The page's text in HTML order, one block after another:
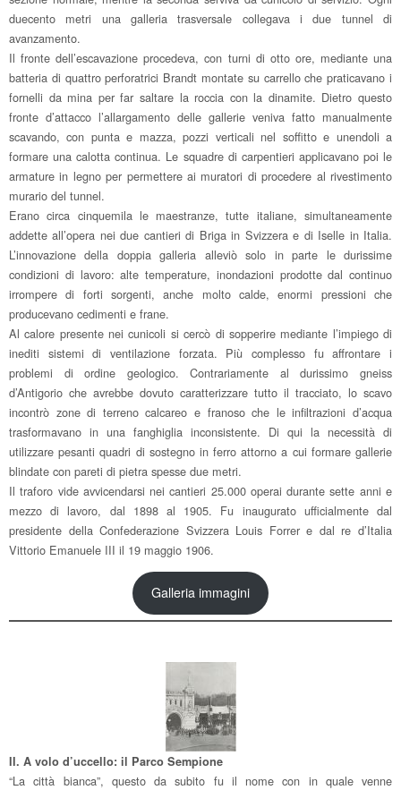
duecento metri una galleria trasversale collegava i due tunnel di
avanzamento.
Il fronte dell’escavazione procedeva, con turni di otto ore, mediante una
batteria di quattro perforatrici Brandt montate su carrello che praticavano i
fornelli da mina per far saltare la roccia con la dinamite. Dietro questo
fronte d’attacco l’allargamento delle gallerie veniva fatto manualmente
scavando, con punta e mazza, pozzi verticali nel soffitto e unendoli a
formare una calotta continua. Le squadre di carpentieri applicavano poi le
armature in legno per permettere ai muratori di procedere al rivestimento
murario del tunnel.
Erano circa cinquemila le maestranze, tutte italiane, simultaneamente
addette all’opera nei due cantieri di Briga in Svizzera e di Iselle in Italia.
L’innovazione della doppia galleria alleviò solo in parte le durissime
condizioni di lavoro: alte temperature, inondazioni prodotte dal continuo
irrompere di forti sorgenti, anche molto calde, enormi pressioni che
producevano cedimenti e frane.
Al calore presente nei cunicoli si cercò di sopperire mediante l’impiego di
inediti sistemi di ventilazione forzata. Più complesso fu affrontare i
problemi di ordine geologico. Contrariamente al durissimo gneiss
d’Antigorio che avrebbe dovuto caratterizzare tutto il tracciato, lo scavo
incontrò zone di terreno calcareo e franoso che le infiltrazioni d’acqua
trasformavano in una fanghiglia inconsistente. Di qui la necessità di
utilizzare pesanti quadri di sostegno in ferro attorno a cui formare gallerie
blindate con pareti di pietra spesse due metri.
Il traforo vide avvicendarsi nei cantieri 25.000 operai durante sette anni e
mezzo di lavoro, dal 1898 al 1905. Fu inaugurato ufficialmente dal
presidente della Confederazione Svizzera Louis Forrer e dal re d’Italia
Vittorio Emanuele III il 19 maggio 1906.
Galleria immagini
II. A volo d’uccello: il Parco Sempione
“La città bianca”, questo da subito fu il nome con in quale venne